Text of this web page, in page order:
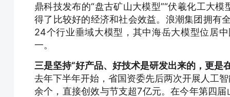
鼎科技发布的“盘古矿山大模型”“伏羲化工大
得了比较好的经济和社会效益。浪潮集团拥有
24个行业垂域大模型，其中海岳大模型位居
一。
三是坚持“好产品、好技术是研发出来的，更是
去年下半年开始，省国资委先后两次开展人工
余个，直接创效与节支超7亿元。在今年第四